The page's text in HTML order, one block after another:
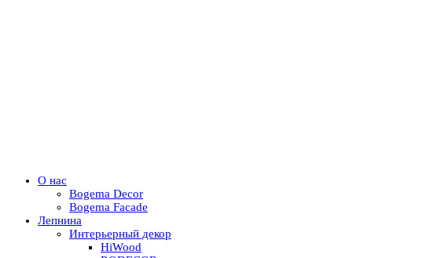
О нас
Bogema Decor
Bogema Facade
Лепнина
Интерьерный декор
HiWood